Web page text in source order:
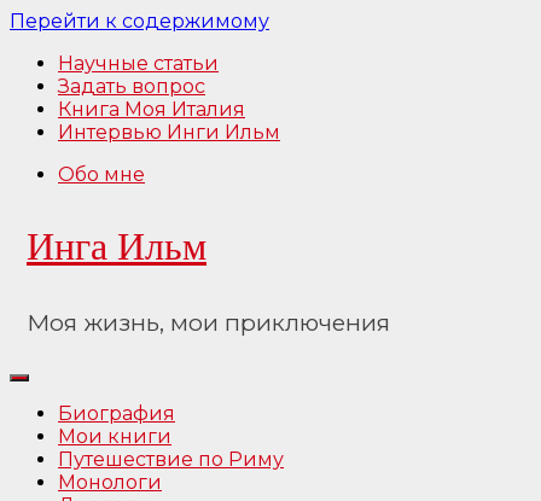
Перейти к содержимому
Научные статьи
Задать вопрос
Книга Моя Италия
Интервью Инги Ильм
Обо мне
Инга Ильм
Моя жизнь, мои приключения
Биография
Мои книги
Путешествие по Риму
Монологи